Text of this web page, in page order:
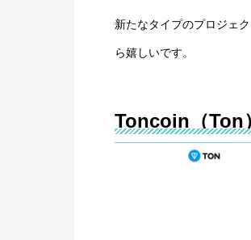
新たなタイプのプロジェ
ら嬉しいです。
Toncoin（Ton